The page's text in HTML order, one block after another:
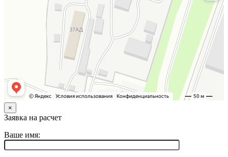
×
Заявка на расчет
Ваше имя: